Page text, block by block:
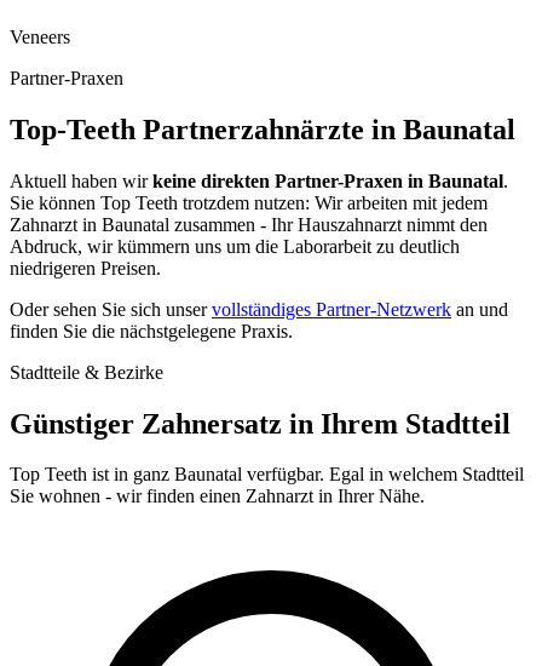
Veneers
Partner-Praxen
Top-Teeth Partnerzahnärzte in Baunatal
Aktuell haben wirkeine direkten Partner-Praxen in Baunatal.
Sie können Top Teeth trotzdem nutzen: Wir arbeiten mit jedem
Zahnarzt in Baunatal zusammen - Ihr Hauszahnarzt nimmt den
Abdruck, wir kümmern uns um die Laborarbeit zu deutlich
niedrigeren Preisen.
Oder sehen Sie sich unservollständiges Partner-Netzwerk an und
finden Sie die nächstgelegene Praxis.
Stadtteile & Bezirke
Günstiger Zahnersatz in Ihrem Stadtteil
Top Teeth ist in ganz Baunatal verfügbar. Egal in welchem Stadtteil
Sie wohnen - wir finden einen Zahnarzt in Ihrer Nähe.